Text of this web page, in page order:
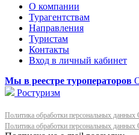
О компании
Турагентствам
Направления
Туристам
Контакты
Вход в личный кабинет
Мы в реестре туроператоров
Ростуризм
Политика обработки персональных
Политика обработки персональных